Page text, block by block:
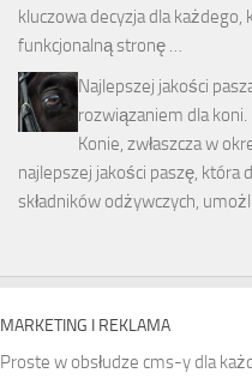
kluczowa decyzja dla
funkcjonalną stronę …
Najlepszej jakości
rozwiązaniem dla koni.
Konie, zwłaszcza w
najlepszej jakości paszę, która
składników odżywczych,
MARKETING I REKLAMA
Proste w obsłudze cms-y dla